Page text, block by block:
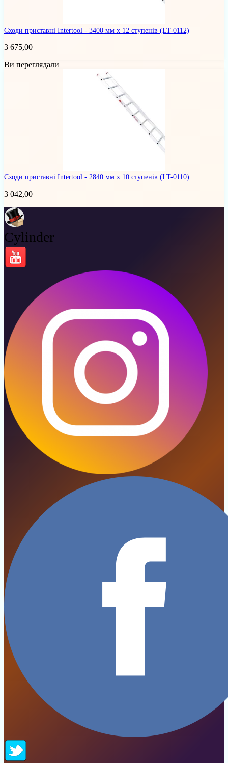
Сходи приставні Intertool - 3400 мм х 12 ступенів (LT-0112)
3 675,00
Ви переглядали
Сходи приставні Intertool - 2840 мм х 10 ступенів (LT-0110)
3 042,00
Cylinder